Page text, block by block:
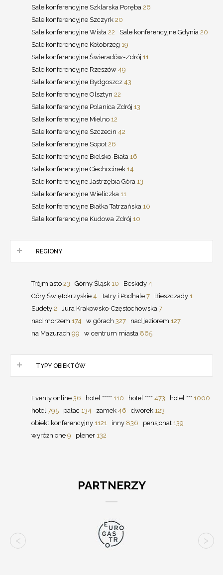
Sale konferencyjne Szklarska Poręba 26
Sale konferencyjne Szczyrk 20
Sale konferencyjne Wisła 22 Sale konferencyjne Gdynia 20
Sale konferencyjne Kołobrzeg 19
Sale konferencyjne Świeradów-Zdrój 11
Sale konferencyjne Rzeszów 49
Sale konferencyjne Bydgoszcz 43
Sale konferencyjne Olsztyn 22
Sale konferencyjne Polanica Zdrój 13
Sale konferencyjne Mielno 12
Sale konferencyjne Szczecin 42
Sale konferencyjne Sopot 26
Sale konferencyjne Bielsko-Biała 16
Sale konferencyjne Ciechocinek 14
Sale konferencyjne Jastrzębia Góra 13
Sale konferencyjne Wieliczka 11
Sale konferencyjne Białka Tatrzańska 10
Sale konferencyjne Kudowa Zdrój 10
REGIONY
Trójmiasto 23 Górny Śląsk 10 Beskidy 4
Góry Świętokrzyskie 4 Tatry i Podhale 7 Bieszczady 1
Sudety 2 Jura Krakowsko-Częstochowska 7
nad morzem 174 w górach 327 nad jeziorem 127
na Mazurach 99 w centrum miasta 865
TYPY OBIEKTÓW
Eventy online 36 hotel ***** 110 hotel **** 473 hotel *** 1000
hotel 795 pałac 134 zamek 46 dworek 123
obiekt konferencyjny 1121 inny 836 pensjonat 139
wyróżnione 9 plener 132
PARTNERZY